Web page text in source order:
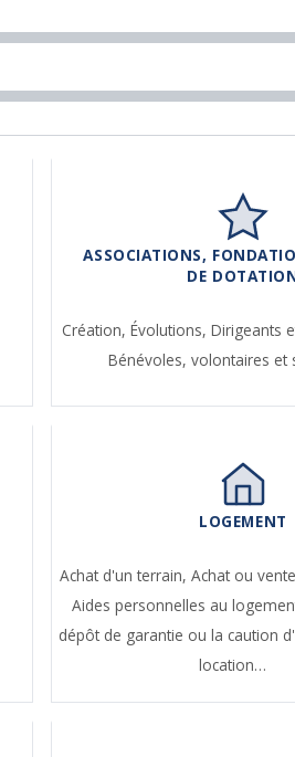
ASSOCIATIONS,
DE
Création,Évolutions,Dirigeants
Bénévoles, volontaires et
LOGEMENT
Achat d'un terrain, Achat ou
Aides personnelles au
dépôt de garantie ou la caution
location…